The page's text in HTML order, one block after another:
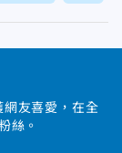
友喜愛，在全
絲。